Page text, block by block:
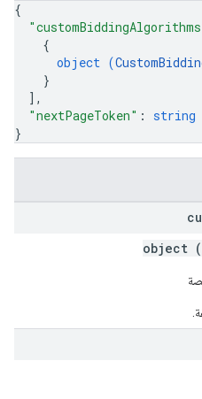
{
{
object (
}
] ,
"nextPageToken" : string
}
object (